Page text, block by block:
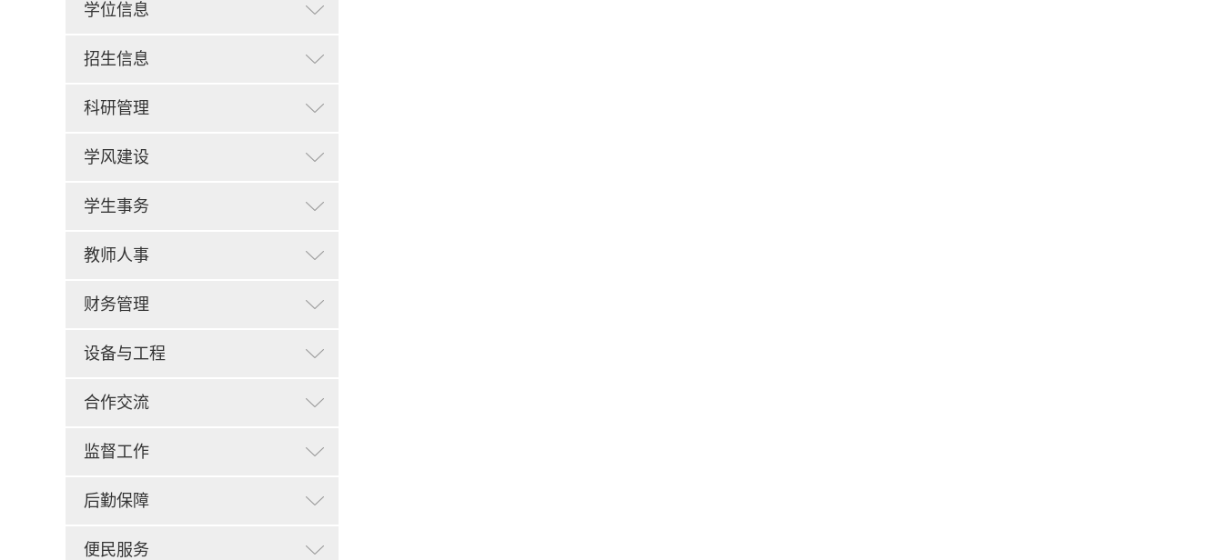
学位信息
招生信息
科研管理
学风建设
学生事务
教师人事
财务管理
设备与工程
合作交流
监督工作
后勤保障
便民服务